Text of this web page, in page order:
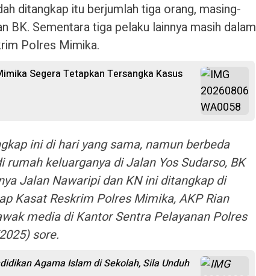
ditangkap itu berjumlah tiga orang, masing-
BK. Sementara tiga pelaku lainnya masih dalam
Polres Mimika.
Segera Tetapkan Tersangka Kasus
ini di hari yang sama, namun berbeda
keluarganya di Jalan Yos Sudarso, BK
Jalan Nawaripi dan KN ini ditangkap di
Kasat Reskrim Polres Mimika, AKP Rian
media di Kantor Sentra Pelayanan Polres
sore.
Agama Islam di Sekolah, Sila Unduh